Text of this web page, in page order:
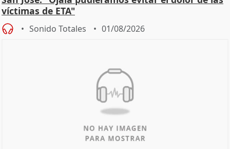
víctimas de ETA"
Sonido Totales 01/08/2026